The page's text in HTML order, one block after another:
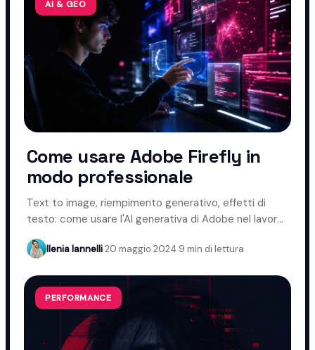
AI & GEO
Come usare Adobe Firefly in
modo professionale
Text to image, riempimento generativo, effetti di
testo: come usare l'AI generativa di Adobe nel lavoro
creativo.
Ilenia Iannelli·20 maggio 2024·9 min di lettura
PERFORMANCE